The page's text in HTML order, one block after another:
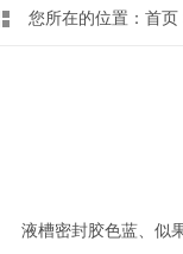
您所在的位置： 首页
液槽密封胶色蓝、似果